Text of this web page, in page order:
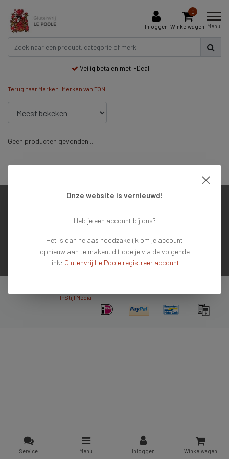
Inloggen
0
Winkelwagen Menu
Veilig betalen met i-Deal
Terug naar Merken | Merken van TON
Geen producten gevonden!...
Contactgegevens
Nieuwsbrief
InStijl Media
Service Menu Inloggen Winkelwagen
Onze website is vernieuwd!
Heb je een account bij ons?
Het is dan helaas noodzakelijk om je account
opnieuw aan te maken, dit doe je via de volgende
link: Glutenvrij Le Poole registreer account